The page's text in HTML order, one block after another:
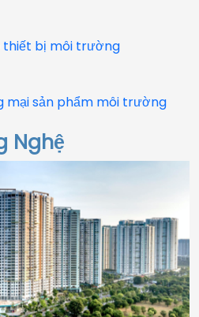
thiết bị môi trường
mại sản phẩm môi trường
Nghệ